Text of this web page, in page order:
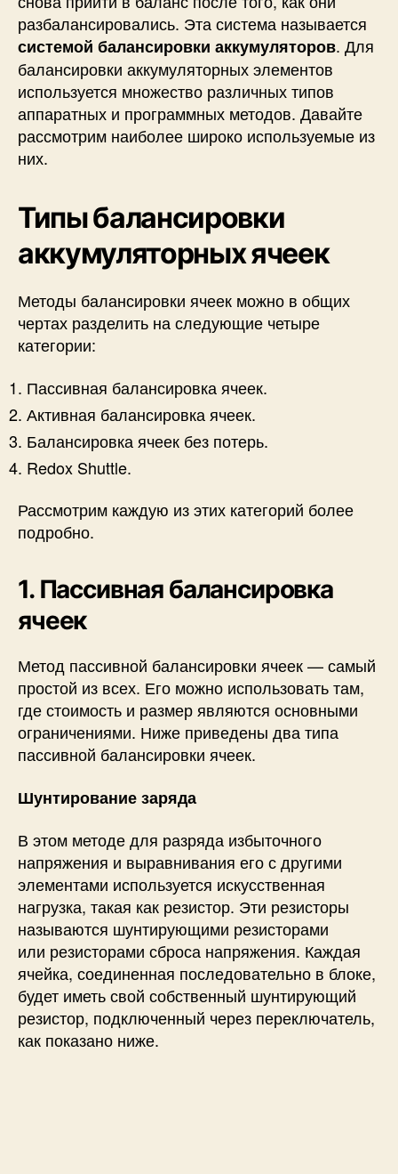
разбалансировались. Эта система называется
системой балансировки аккумуляторов. Для
балансировки аккумуляторных элементов
используется множество различных типов
аппаратных и программных методов. Давайте
рассмотрим наиболее широко используемые из
них.
Типы балансировки
аккумуляторных ячеек
Методы балансировки ячеек можно в общих
чертах разделить на следующие четыре
категории:
Пассивная балансировка ячеек.
Активная балансировка ячеек.
Балансировка ячеек без потерь.
Redox Shuttle.
Рассмотрим каждую из этих категорий более
подробно.
1. Пассивная балансировка
ячеек
Метод пассивной балансировки ячеек — самый
простой из всех. Его можно использовать там,
где стоимость и размер являются основными
ограничениями. Ниже приведены два типа
пассивной балансировки ячеек.
Шунтирование заряда
В этом методе для разряда избыточного
напряжения и выравнивания его с другими
элементами используется искусственная
нагрузка, такая как резистор. Эти резисторы
называются шунтирующими резисторами
или резисторами сброса напряжения. Каждая
ячейка, соединенная последовательно в блоке,
будет иметь свой собственный шунтирующий
резистор, подключенный через переключатель,
как показано ниже.